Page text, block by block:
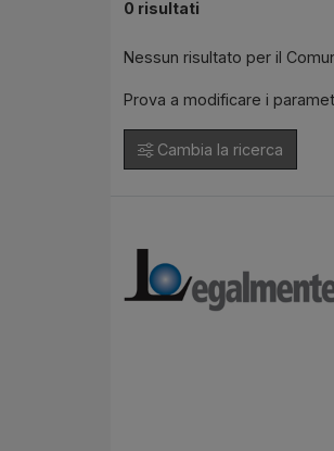
0 risultati
Nessun risultato per il
Prova a modificare i
Cambia la ricerca